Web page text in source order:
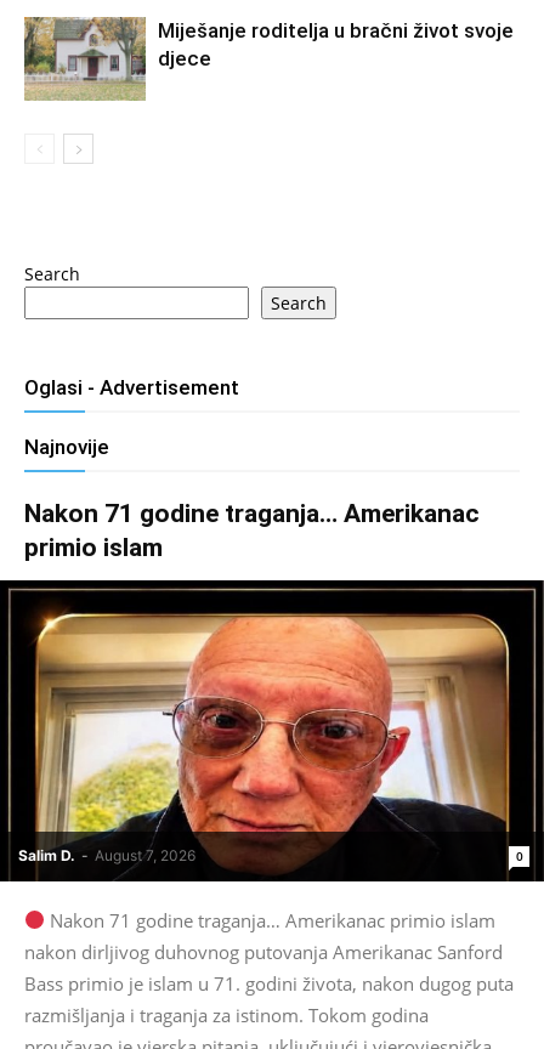
Miješanje roditelja u bračni život svoje
djece
Search
Search
Oglasi - Advertisement
Najnovije
Nakon 71 godine traganja… Amerikanac
primio islam
Salim D. - August 7, 2026 0
Nakon 71 godine traganja… Amerikanac primio islam
nakon dirljivog duhovnog putovanja Amerikanac Sanford
Bass primio je islam u 71. godini života, nakon dugog puta
razmišljanja i traganja za istinom. Tokom godina